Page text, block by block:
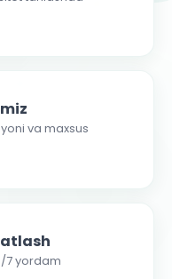
va maxsus
7 yordam